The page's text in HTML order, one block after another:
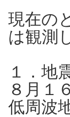
現在の
は観測
１．地
８月１
低周波